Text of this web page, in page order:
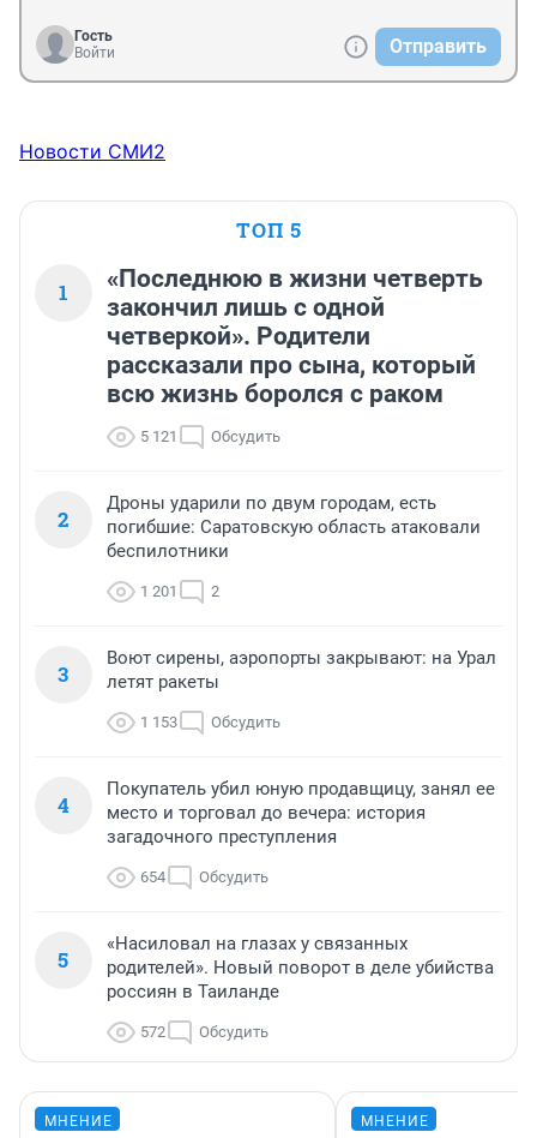
Гость
Войти
Отправить
Новости СМИ2
ТОП 5
1
«Последнюю в жизни четверть
закончил лишь с одной
четверкой». Родители
рассказали про сына, который
всю жизнь боролся с раком
5 121 Обсудить
2
Дроны ударили по двум городам, есть
погибшие: Саратовскую область атаковали
беспилотники
1 201 2
3
Воют сирены, аэропорты закрывают: на Урал
летят ракеты
1 153 Обсудить
4
Покупатель убил юную продавщицу, занял ее
место и торговал до вечера: история
загадочного преступления
654 Обсудить
5
«Насиловал на глазах у связанных
родителей». Новый поворот в деле убийства
россиян в Таиланде
572 Обсудить
МНЕНИЕ МНЕНИЕ